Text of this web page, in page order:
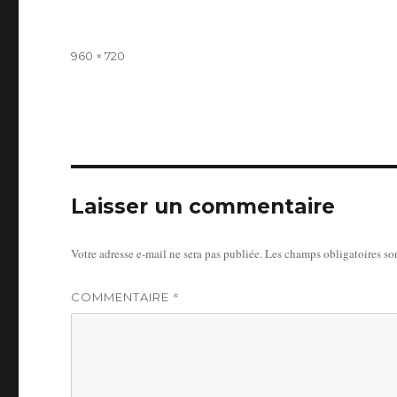
Taille
960 × 720
Laisser un commentaire
Votre adresse e-mail ne sera pas publiée.Les champs obligatoires
COMMENTAIRE *